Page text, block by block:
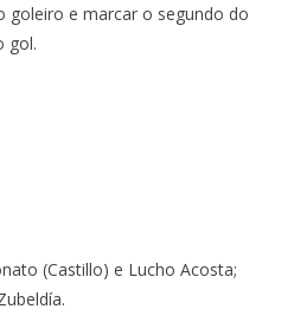
goleiro e marcar o segundo do
gol.
(Castillo) e Lucho Acosta;